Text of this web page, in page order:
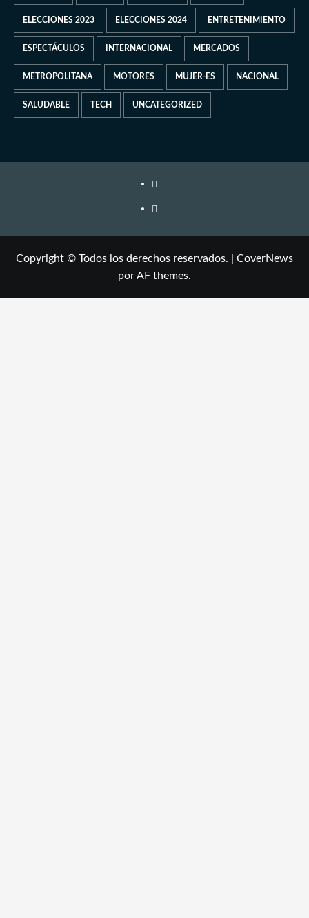
ELECCIONES 2023 ELECCIONES 2024 ENTRETENIMIENTO
ESPECTÁCULOS INTERNACIONAL MERCADOS
METROPOLITANA MOTORES MUJER-ES NACIONAL
SALUDABLE TECH UNCATEGORIZED
Copyright © Todos los derechos reservados.
CoverNews
por AF themes.